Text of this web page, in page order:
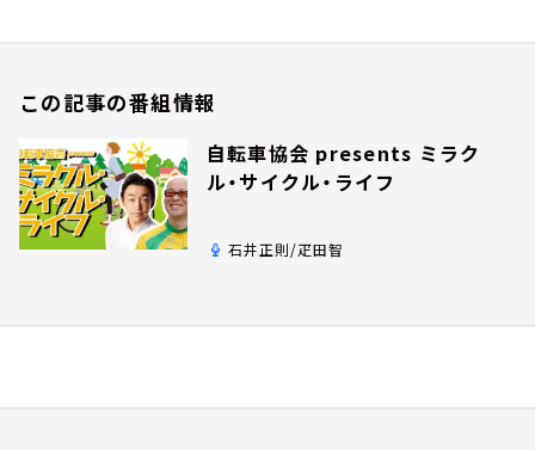
この記事の番組情報
自転車協会 presents ミラク
ル・サイクル・ライフ
石井正則/疋田智